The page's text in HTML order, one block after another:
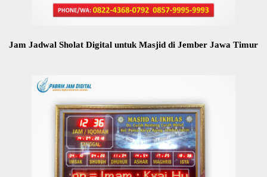
Jam Jadwal Sholat Digital untuk Masjid di Jember Jawa Timur